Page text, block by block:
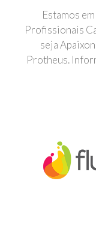
Estamos
Profissionais
seja
Protheus.